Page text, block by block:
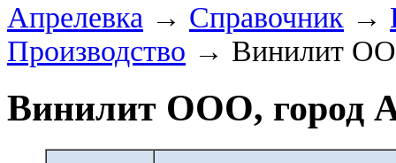
Апрелевка → Справочник →
Производство → Винилит
Винилит ООО, город